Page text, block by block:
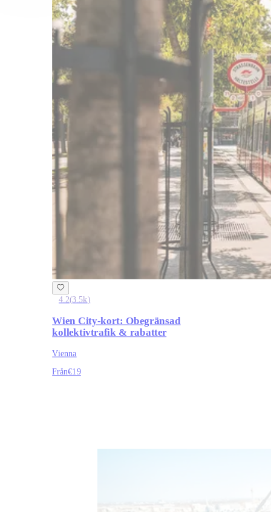
4.2(3.5k)
Wien City-kort: Obegränsad
kollektivtrafik & rabatter
Vienna
Från€19